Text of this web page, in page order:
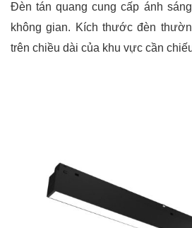
Đèn tán quang cung cấp ánh
không gian. Kích thước đèn
trên chiều dài của khu vực cần